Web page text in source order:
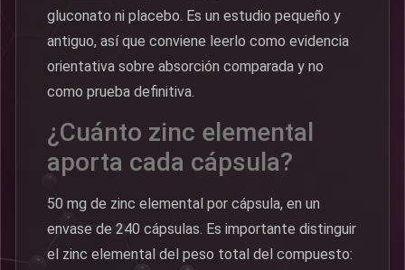
gluconato ni placebo. Es un estudio pequeño y
antiguo, así que conviene leerlo como evidencia
orientativa sobre absorción comparada y no
como prueba definitiva.
¿Cuánto zinc elemental
aporta cada cápsula?
50 mg de zinc elemental por cápsula, en un
envase de 240 cápsulas. Es importante distinguir
el zinc elemental del peso total del compuesto: